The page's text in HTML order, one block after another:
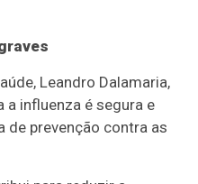
Leandro Dalamaria,
a influenza é segura e
de prevenção contra as